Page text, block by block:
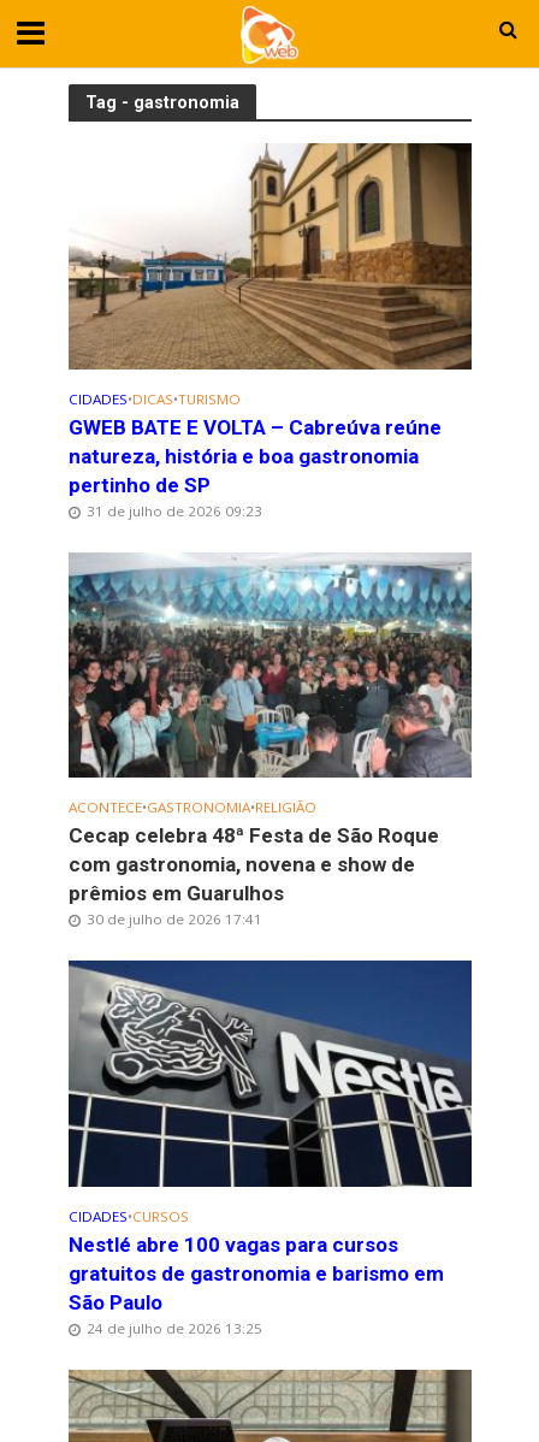
Tag - gastronomia
CIDADES•DICAS•TURISMO
GWEB BATE E VOLTA – Cabreúva reúne
natureza, história e boa gastronomia
pertinho de SP
31 de julho de 2026 09:23
ACONTECE•GASTRONOMIA•RELIGIÃO
Cecap celebra 48ª Festa de São Roque
com gastronomia, novena e show de
prêmios em Guarulhos
30 de julho de 2026 17:41
CIDADES•CURSOS
Nestlé abre 100 vagas para cursos
gratuitos de gastronomia e barismo em
São Paulo
24 de julho de 2026 13:25